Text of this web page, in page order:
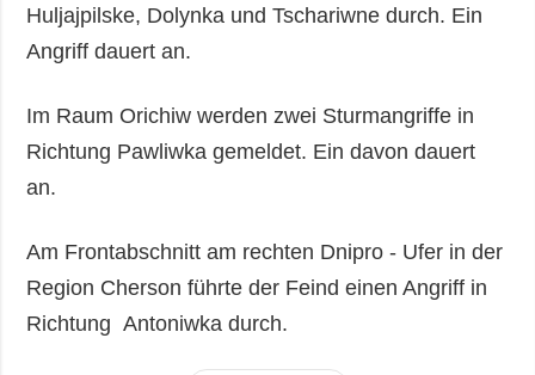
Huljajpilske, Dolynka und Tschariwne durch. Ein
Angriff dauert an.
Im Raum Orichiw werden zwei Sturmangriffe in
Richtung Pawliwka gemeldet. Ein davon dauert
an.
Am Frontabschnitt am rechten Dnipro - Ufer in der
Region Cherson führte der Feind einen Angriff in
Richtung Antoniwka durch.